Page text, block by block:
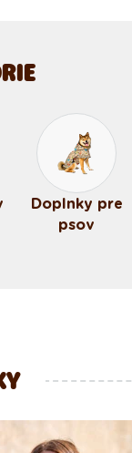
Doplnky pre
psov